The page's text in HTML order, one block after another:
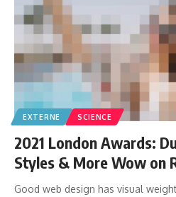
EXTERNE SCIENCE
2021 London Awards:
Styles & More Wow on
Good web design has visual